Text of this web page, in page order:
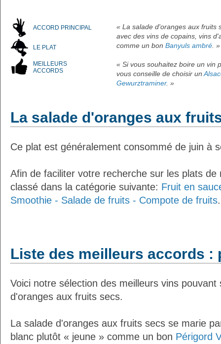
ACCORD PRINCIPAL
LE PLAT
MEILLEURS
ACCORDS
« La salade d'oranges aux fruits
avec des vins de copains, vins
comme un bon Banyuls ambré. »
« Si vous souhaitez boire un vin
vous conseille de choisir un
Gewurztraminer. »
La salade d'oranges aux
Ce plat est généralement consommé de juin à
Afin de faciliter votre recherche sur les plats
classé dans la catégorie suivante: Fruit en
Smoothie - Salade de fruits - Compote de fruits.
Liste des meilleurs accords :
Voici notre sélection des meilleurs vins
d'oranges aux fruits secs.
La salade d'oranges aux fruits secs se marie
blanc plutôt « jeune » comme un bon Périgord